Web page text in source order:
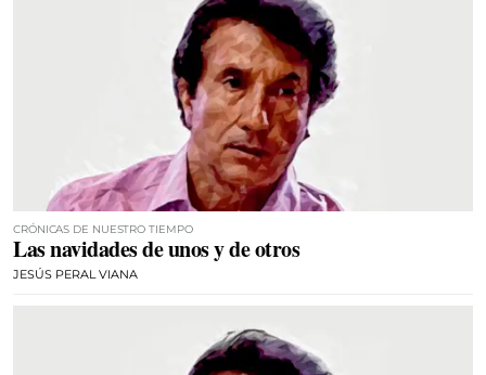
CRÓNICAS DE NUESTRO TIEMPO
Las navidades de unos y de otros
JESÚS PERAL VIANA